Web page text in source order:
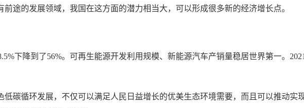
的发展领域，我国在这方面的潜力相当大，可以形成很多新的经济增长点。
下降到了56%。可再生能源开发利用规模、新能源汽车产销量稳居世界第一。
循环发展，不仅可以满足人民日益增长的优美生态环境需要，而且可以推动实